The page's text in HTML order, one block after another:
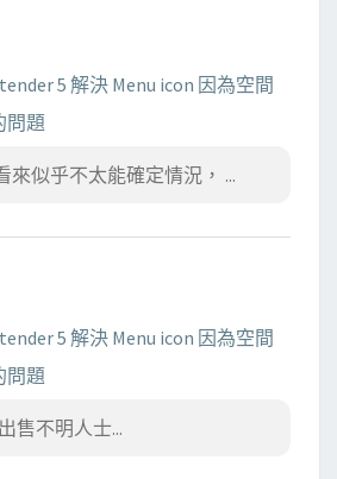
5 解決 Menu icon 因為空間
問題
來似乎不太能確定情況， ...
5 解決 Menu icon 因為空間
問題
售不明人士...